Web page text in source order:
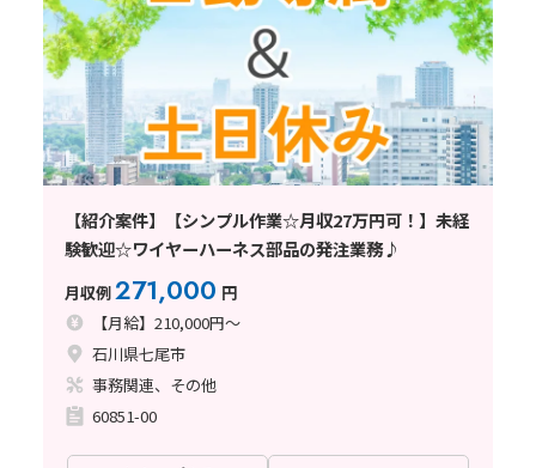
【紹介案件】【シンプル作業☆月収27万円可！】未経
験歓迎☆ワイヤーハーネス部品の発注業務♪
月収例271,000 円
【月給】210,000円～
石川県七尾市
事務関連、その他
60851-00